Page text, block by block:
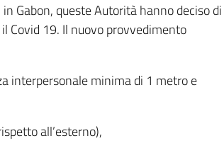
Gabon, queste Autorità hanno deciso di
Covid 19. Il nuovo provvedimento
interpersonale minima di 1 metro e
all’esterno),